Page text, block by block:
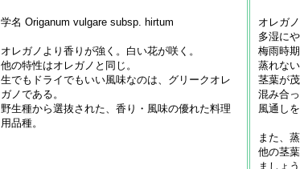
学名 Origanum vulgare subsp. hirtum
オレガノより香りが強く。白い花が咲く。
他の特性はオレガノと同じ。
生でもドライでもいい風味なのは、グリークオレ
ガノである。
野生種から選抜された、香り・風味の優れた料理
用品種。
オレガ
多湿に
梅雨時
蒸れな
茎葉が
混み合
風通し
また、
他の茎
ましょ